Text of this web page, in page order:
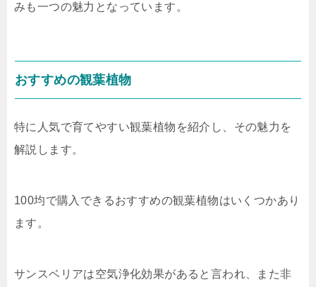
みも一つの魅力となっています。
おすすめの観葉植物
特に人気で育てやすい観葉植物を紹介し、その魅力を
解説します。
100均で購入できるおすすめの観葉植物はいくつかあり
ます。
サンスベリアは空気浄化効果があると言われ、また非